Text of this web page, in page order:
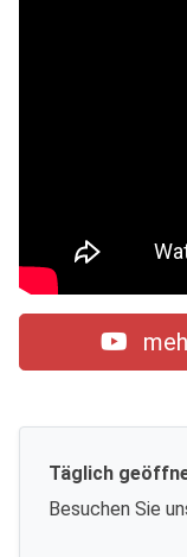
Täglich
Besuchen Sie